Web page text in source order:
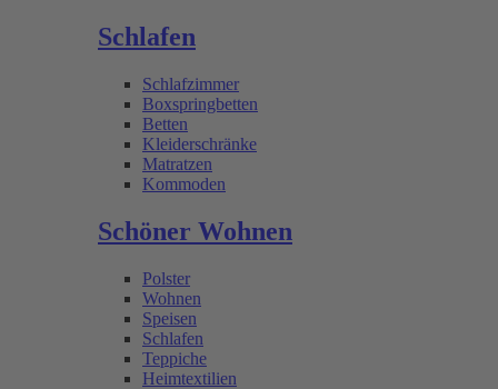
Schlafen
Schlafzimmer
Boxspringbetten
Betten
Kleiderschränke
Matratzen
Kommoden
Schöner Wohnen
Polster
Wohnen
Speisen
Schlafen
Teppiche
Heimtextilien